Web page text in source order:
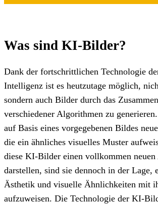
Was sind KI-Bilder?
Dank der fortschrittlichen Technologie
Intelligenz ist es heutzutage möglich,
sondern auch Bilder durch das
verschiedener Algorithmen zu
auf Basis eines vorgegebenen Bildes
die ein ähnliches visuelles Muster
diese KI-Bilder einen vollkommen neuen
darstellen, sind sie dennoch in der Lage,
Ästhetik und visuelle Ähnlichkeiten mit
aufzuweisen. Die Technologie der KI-